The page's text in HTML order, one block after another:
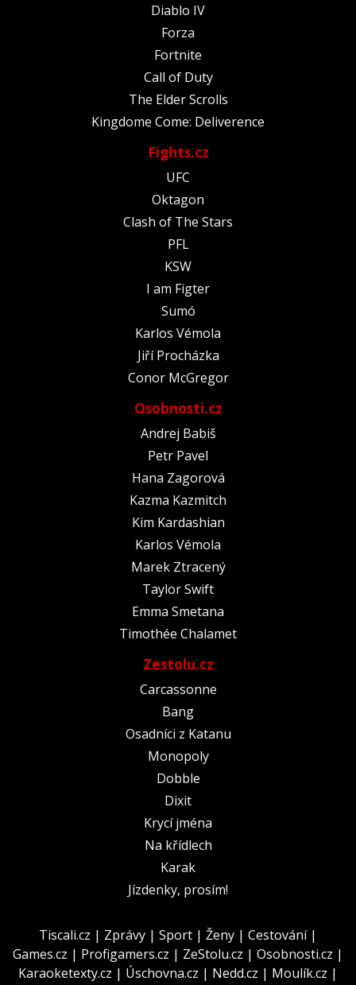
Diablo IV
Forza
Fortnite
Call of Duty
The Elder Scrolls
Kingdome Come: Deliverence
Fights.cz
UFC
Oktagon
Clash of The Stars
PFL
KSW
I am Figter
Sumó
Karlos Vémola
Jiří Procházka
Conor McGregor
Osobnosti.cz
Andrej Babiš
Petr Pavel
Hana Zagorová
Kazma Kazmitch
Kim Kardashian
Karlos Vémola
Marek Ztracený
Taylor Swift
Emma Smetana
Timothée Chalamet
Zestolu.cz
Carcassonne
Bang
Osadníci z Katanu
Monopoly
Dobble
Dixit
Krycí jména
Na křídlech
Karak
Jízdenky, prosím!
Tiscali.cz | Zprávy | Sport | Ženy | Cestování|
Games.cz | Profigamers.cz | ZeStolu.cz | Osobnosti.cz |
Karaoketexty.cz | Úschovna.cz | Nedd.cz | Moulík.cz |